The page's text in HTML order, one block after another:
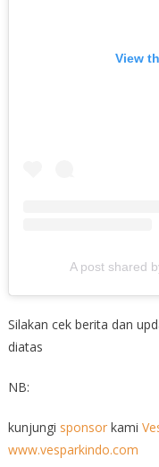
View
A post shared
Silakan cek berita dan
diatas
NB:
kunjungi sponsorkami
www.vesparkindo.com